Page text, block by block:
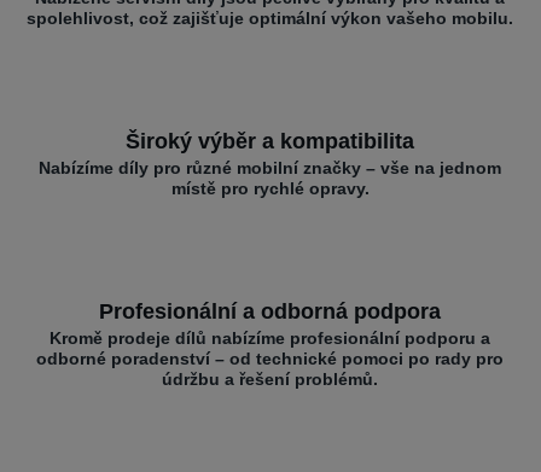
spolehlivost, což zajišťuje optimální výkon vašeho mobilu.
Široký výběr a kompatibilita
Nabízíme díly pro různé mobilní značky – vše na jednom
místě pro rychlé opravy.
Profesionální a odborná podpora
Kromě prodeje dílů nabízíme profesionální podporu a
odborné poradenství – od technické pomoci po rady pro
údržbu a řešení problémů.